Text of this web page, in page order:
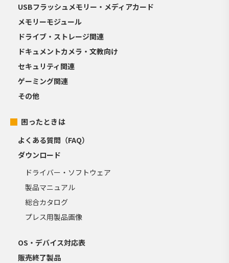
USBフラッシュメモリー・メディアカード
メモリーモジュール
ドライブ・ストレージ関連
ドキュメントカメラ・文教向け
セキュリティ関連
ゲーミング関連
その他
困ったときは
よくある質問（FAQ）
ダウンロード
ドライバー・ソフトウェア
製品マニュアル
総合カタログ
プレス用製品画像
OS・デバイス対応表
販売終了製品